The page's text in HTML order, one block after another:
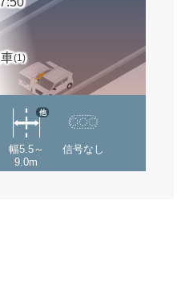
(1)
幅5.5～
9.0m
他
信号なし